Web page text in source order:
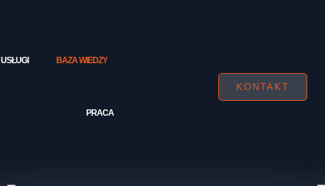
KONTAKT
USŁUGI BAZA WIEDZY
PRACA